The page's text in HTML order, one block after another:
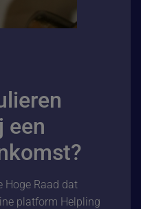
een
Hoge Raad dat
platform Helpling